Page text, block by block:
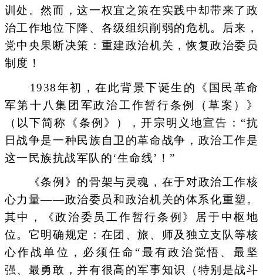
训处。然而，这一权宜之策在实践中却带来了政
治工作地位下降、各级组织削弱的危机。后来，
党中央果断决策：重建政治机关，恢复政治委员
制度！
1938年初，在此背景下诞生的《国民革命
军第十八集团军政治工作暂行条例（草案）》
（以下简称《条例》），开宗明义地宣告：“抗
日战争是一种民族自卫的革命战争，政治工作是
这一民族抗战军队的‘生命线’！”
《条例》的骨架与灵魂，在于对政治工作核
心力量——政治委员和政治机关的体系化重塑。
其中，《政治委员工作暂行条例》居于中枢地
位。它明确规定：在团、旅、师及独立支队等核
心作战单位，必须任命“最有政治觉悟、最坚
强、最勇敢，并有很高的军事知识（特别是战斗